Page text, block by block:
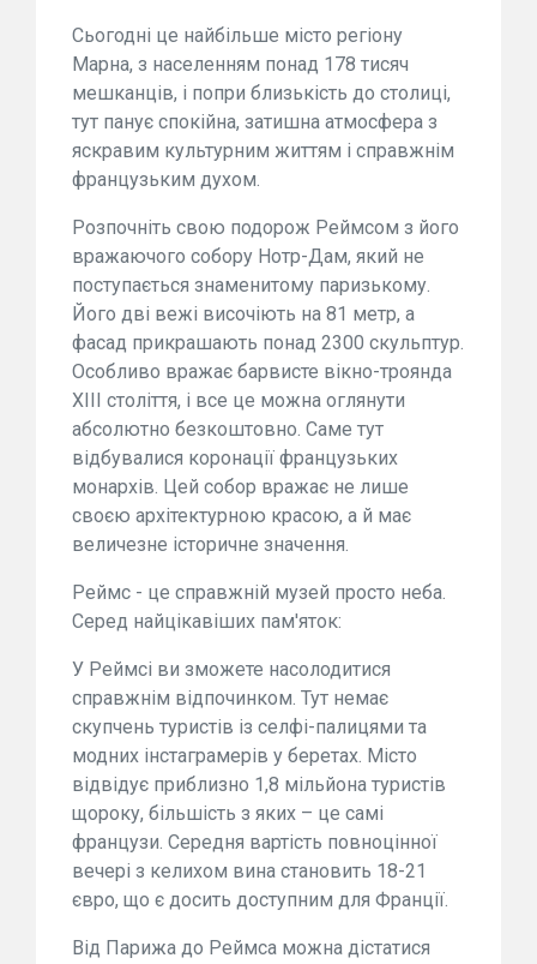
Сьогодні це найбільше місто регіону
Марна, з населенням понад 178 тисяч
мешканців, і попри близькість до столиці,
тут панує спокійна, затишна атмосфера з
яскравим культурним життям і справжнім
французьким духом.
Розпочніть свою подорож Реймсом з його
вражаючого собору Нотр-Дам, який не
поступається знаменитому паризькому.
Його дві вежі височіють на 81 метр, а
фасад прикрашають понад 2300 скульптур.
Особливо вражає барвисте вікно-троянда
XIII століття, і все це можна оглянути
абсолютно безкоштовно. Саме тут
відбувалися коронації французьких
монархів. Цей собор вражає не лише
своєю архітектурною красою, а й має
величезне історичне значення.
Реймс - це справжній музей просто неба.
Серед найцікавіших пам'яток:
У Реймсі ви зможете насолодитися
справжнім відпочинком. Тут немає
скупчень туристів із селфі-палицями та
модних інстаграмерів у беретах. Місто
відвідує приблизно 1,8 мільйона туристів
щороку, більшість з яких – це самі
французи. Середня вартість повноцінної
вечері з келихом вина становить 18-21
євро, що є досить доступним для Франції.
Від Парижа до Реймса можна дістатися